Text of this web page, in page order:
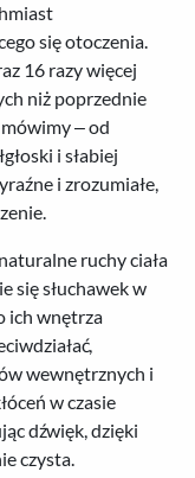
się otoczenia.
16 razy więcej
niż poprzednie
– od
i słabiej
i zrozumiałe,
ruchy ciała
się słuchawek w
ich wnętrza
wewnętrznych i
w czasie
dźwięk, dzięki
czysta.